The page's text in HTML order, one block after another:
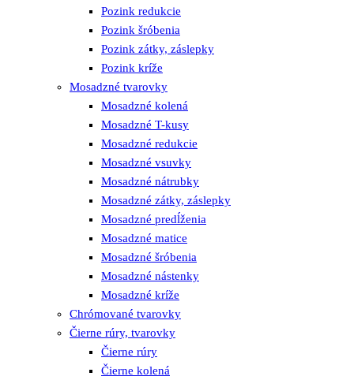
Pozink redukcie
Pozink šróbenia
Pozink zátky, záslepky
Pozink kríže
Mosadzné tvarovky
Mosadzné kolená
Mosadzné T-kusy
Mosadzné redukcie
Mosadzné vsuvky
Mosadzné nátrubky
Mosadzné zátky, záslepky
Mosadzné predĺženia
Mosadzné matice
Mosadzné šróbenia
Mosadzné nástenky
Mosadzné kríže
Chrómované tvarovky
Čierne rúry, tvarovky
Čierne rúry
Čierne kolená